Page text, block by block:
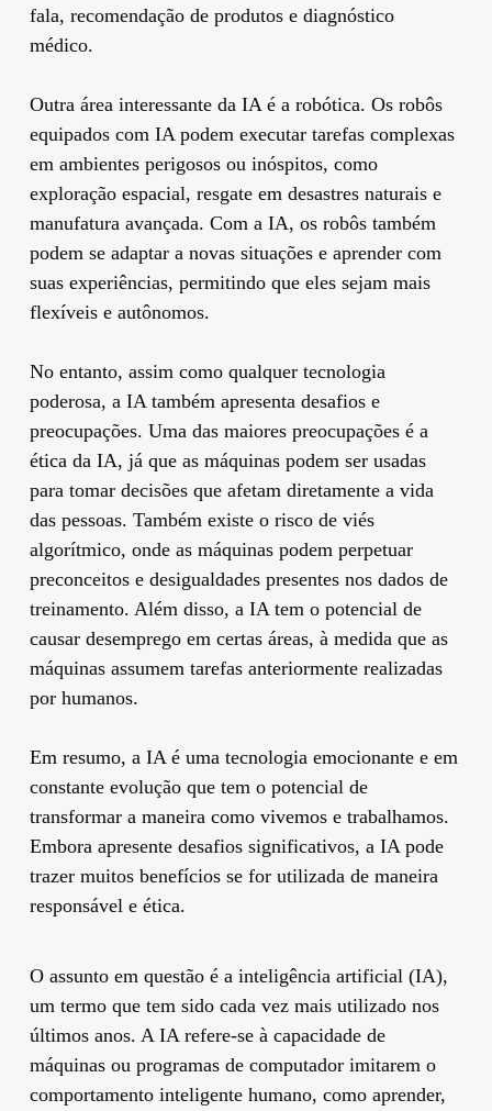
fala, recomendação de produtos e diagnóstico
médico.
Outra área interessante da IA é a robótica. Os robôs
equipados com IA podem executar tarefas complexas
em ambientes perigosos ou inóspitos, como
exploração espacial, resgate em desastres naturais e
manufatura avançada. Com a IA, os robôs também
podem se adaptar a novas situações e aprender com
suas experiências, permitindo que eles sejam mais
flexíveis e autônomos.
No entanto, assim como qualquer tecnologia
poderosa, a IA também apresenta desafios e
preocupações. Uma das maiores preocupações é a
ética da IA, já que as máquinas podem ser usadas
para tomar decisões que afetam diretamente a vida
das pessoas. Também existe o risco de viés
algorítmico, onde as máquinas podem perpetuar
preconceitos e desigualdades presentes nos dados de
treinamento. Além disso, a IA tem o potencial de
causar desemprego em certas áreas, à medida que as
máquinas assumem tarefas anteriormente realizadas
por humanos.
Em resumo, a IA é uma tecnologia emocionante e em
constante evolução que tem o potencial de
transformar a maneira como vivemos e trabalhamos.
Embora apresente desafios significativos, a IA pode
trazer muitos benefícios se for utilizada de maneira
responsável e ética.
O assunto em questão é a inteligência artificial (IA),
um termo que tem sido cada vez mais utilizado nos
últimos anos. A IA refere-se à capacidade de
máquinas ou programas de computador imitarem o
comportamento inteligente humano, como aprender,